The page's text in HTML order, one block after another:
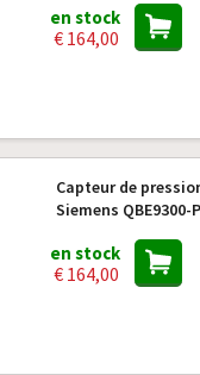
en stock
€ 164,00
Capteur de
Siemens QBE9300-
en stock
€ 164,00